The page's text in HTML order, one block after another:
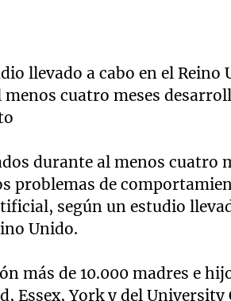
llevado a cabo en el Reino
cuatro meses
durante al menos cuatro
problemas de
según un estudio
Unido.
más de 10.000 madres e
Essex, York y del University